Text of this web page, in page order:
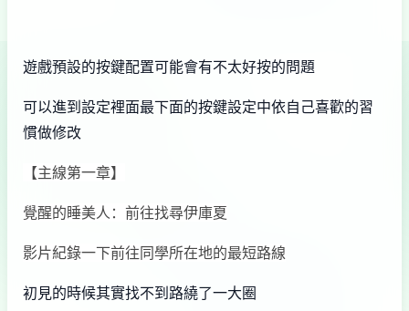
遊戲預設的按鍵配置可能會有不太好按的問題
可以進到設定裡面最下面的按鍵設定中依自己喜歡的習
慣做修改
【主線第一章】
覺醒的睡美人：前往找尋伊庫夏
影片紀錄一下前往同學所在地的最短路線
初見的時候其實找不到路繞了一大圈